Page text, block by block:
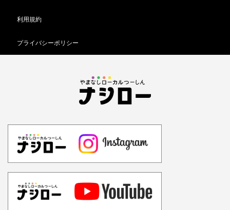
利用規約
プライバシーポリシー